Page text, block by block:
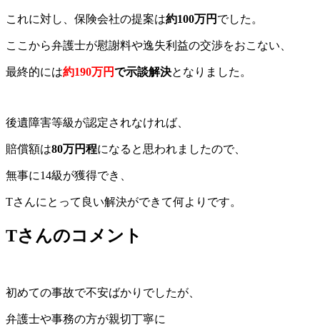
これに対し、保険会社の提案は約100万円 でした。
ここから弁護士が慰謝料や逸失利益の交渉をおこない、
最終的には約190万円で示談解決となりました。
後遺障害等級が認定されなければ、
賠償額は80万円程になると思われましたので、
無事に14級が獲得でき、
Tさんにとって良い解決ができて何よりです。
Tさんのコメント
初めての事故で不安ばかりでしたが、
弁護士や事務の方が親切丁寧に